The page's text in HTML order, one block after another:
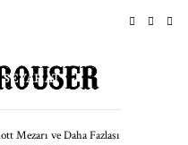
SEYAHAT